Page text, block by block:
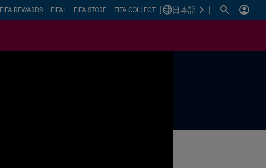
FIFA REWARDS FIFA+ FIFA STORE FIFA COLLECT 日本語